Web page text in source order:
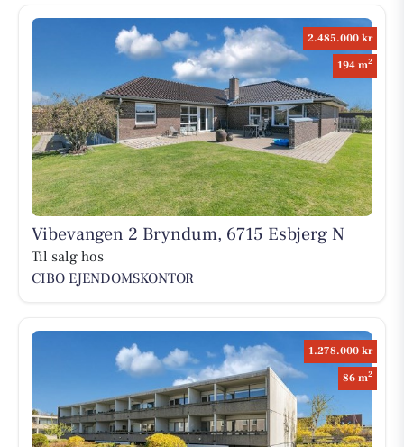
2.485.000 kr
194 m2
Vibevangen 2 Bryndum, 6715 Esbjerg N
Til salg hos
CIBO EJENDOMSKONTOR
1.278.000 kr
86 m2